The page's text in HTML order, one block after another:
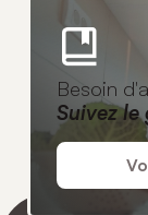
Besoin
Suivez le